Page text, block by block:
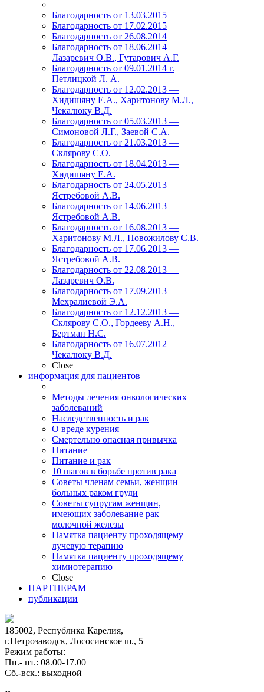
Благодарность от 13.03.2015
Благодарность от 17.02.2015
Благодарность от 26.08.2014
Благодарность от 18.06.2014 —
Лазаревич О.В., Гутарович А.Г.
Благодарность от 09.01.2014 г.
Петлицкой Л. А.
Благодарность от 12.02.2013 —
Хидишяну Е.А., Харитонову М.Л.,
Чекалюку В.Д.
Благодарность от 05.03.2013 —
Симоновой Л.Г., Заевой С.А.
Благодарность от 21.03.2013 —
Склярову С.О.
Благодарность от 18.04.2013 —
Хидишяну Е.А.
Благодарность от 24.05.2013 —
Ястребовой А.В.
Благодарность от 14.06.2013 —
Ястребовой А.В.
Благодарность от 16.08.2013 —
Харитонову М.Л., Новожилову С.В.
Благодарность от 17.06.2013 —
Ястребовой А.В.
Благодарность от 22.08.2013 —
Лазаревич О.В.
Благодарность от 17.09.2013 —
Мехралиевой Э.А.
Благодарность от 12.12.2013 —
Склярову С.О., Гордееву А.Н.,
Бертман Н.С.
Благодарность от 16.07.2012 —
Чекалюку В.Д.
Close
информация для пациентов
Методы лечения онкологических
заболеваний
Наследственность и рак
О вреде курения
Смертельно опасная привычка
Питание
Питание и рак
10 шагов в борьбе против рака
Советы членам семьи, женщин
больных раком груди
Советы супругам женщин,
имеющих заболевание рак
молочной железы
Памятка пациенту проходящему
лучевую терапию
Памятка пациенту проходящему
химиотерапию
Close
ПАРТНЕРАМ
публикации
185002, Республика Карелия,
г.Петрозаводск, Лососинское ш., 5
Режим работы:
Пн.- пт.: 08.00-17.00
Cб.-вск.: выходной